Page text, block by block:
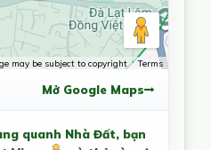
may be subject to copyright Terms
Mở Google Maps
quanh Nhà Đất, bạn